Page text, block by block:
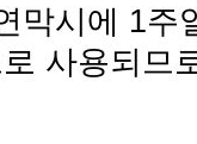
막시에 1주
사용되므